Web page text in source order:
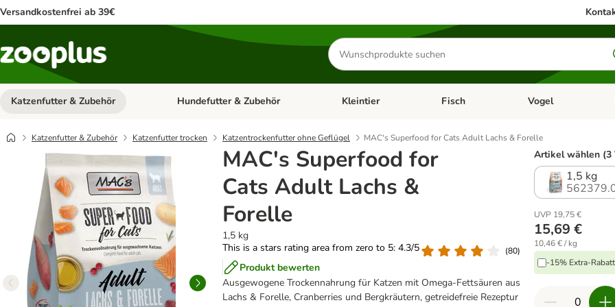
Versandkostenfrei ab 39€
Produkte
suchen
Katzenfutter & Zubehör Kategorie-Menü öffnen: Katzenfutter & Zubehör
Hundefutter & Zubehör Kategorie-Menü öffnen: Hundefutter & Zubehör
Kleintier Kategorie-Menü öffnen: Kleintier
Fisch Kategorie-Menü
Vogel
Katzenfutter & Zubehör Katzenfutter trocken Katzentrockenfutter ohne Geflügel MAC's Superfood for Cats Adult Lachs & Forelle
MAC's Superfood for
Cats Adult Lachs &
Forelle
1,5 kg
This is a stars rating area from zero to 5: 4.3/5
(80)
Produkt bewerten
Ausgewogene Trockennahrung für Katzen mit Omega-Fettsäuren aus
Lachs & Forelle, Cranberries und Bergkräutern, getreidefreie Rezeptur
Artikel wählen (3
1,5 kg
UVP 19,75 €
15,69 €
10,46 € / kg
-15% Extra-